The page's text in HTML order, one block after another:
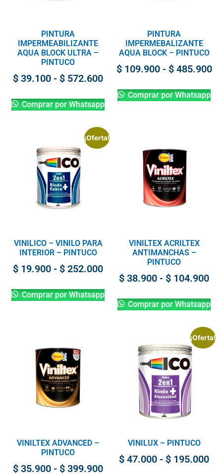
PINTURA
IMPERMEABILIZANTE
AQUA BLOCK ULTRA –
PINTUCO
$ 39.100 - $ 572.600
Comprar por Whatsapp
PINTURA
IMPERMEBALIZANTE
AQUA BLOCK – PINTUCO
$109.900 - $485.900
Comprar por Whatsapp
¡Oferta!
VINILICO – VINILO PARA
INTERIOR – PINTUCO
$ 19.900 - $ 252.000
Comprar por Whatsapp
VINILTEX ACRILTEX
ANTIMANCHAS –
PINTUCO
$ 38.900 - $ 104.900
Comprar por Whatsapp
VINILTEX ADVANCED –
PINTUCO
$ 35.900 - $ 399.900
¡Oferta!
VINILUX – PINTUCO
$ 47.000 - $ 195.000